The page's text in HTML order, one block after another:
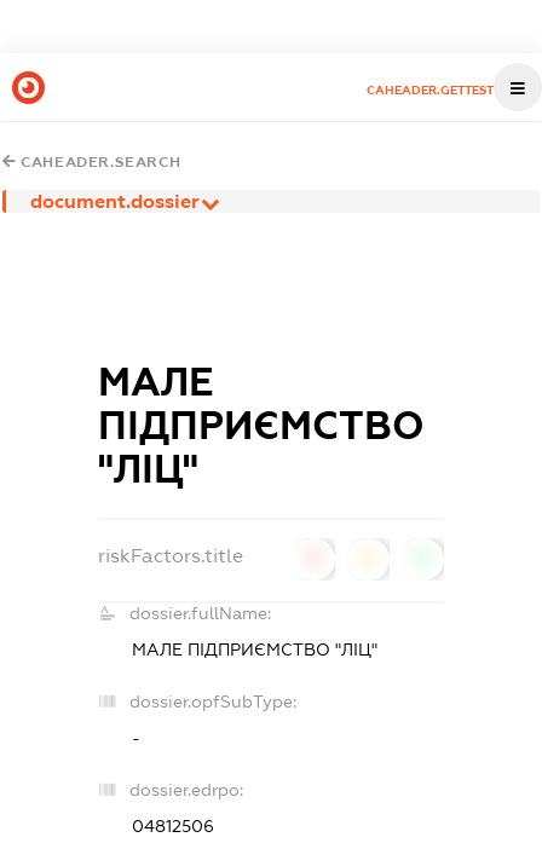
CAHEADER.GETTEST
CAHEADER.SEARCH
document.dossier
МАЛЕ
ПІДПРИЄМСТВО
"ЛІЦ"
riskFactors.title
dossier.fullName:
МАЛЕ ПІДПРИЄМСТВО "ЛІЦ"
dossier.opfSubType:
-
dossier.edrpo:
04812506